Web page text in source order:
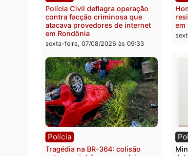
sexta-feira, 07/08/2026 às 12:24
Polícia
Polícia Civil deflagra operação
contra facção criminosa que
atacava provedores de internet
em Rondônia